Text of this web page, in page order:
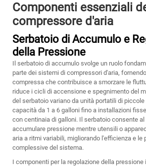
Componenti essenziali
compressore d'aria
Serbatoio di Accumulo e
della Pressione
Il serbatoio di accumulo svolge un ruolo
parte dei sistemi di compressori d'aria,
compressa che contribuisce a smorzare le
riduce i cicli di accensione e spegnimento del
del serbatoio variano da unità portatili di
capacità da 1 a 6 galloni fino a installazioni
con centinaia di galloni. Il serbatoio consente
accumulare pressione mentre utensili o
aria a ritmi variabili, migliorando l'efficienza e le
complessive del sistema.
I componenti per la regolazione della